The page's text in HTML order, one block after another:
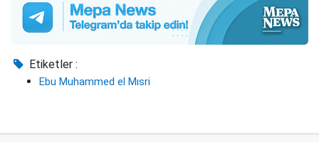
Etiketler :
Ebu Muhammed el Mısri